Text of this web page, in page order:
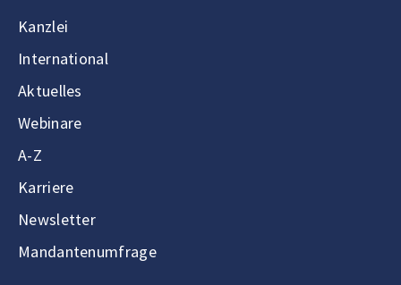
Kanzlei
International
Aktuelles
Webinare
A-Z
Karriere
Newsletter
Mandantenumfrage